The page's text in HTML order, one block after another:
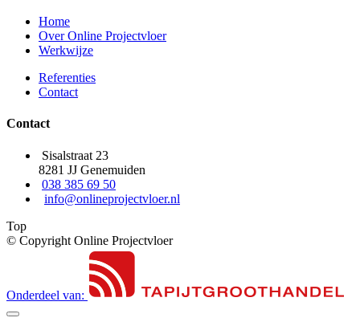
Home
Over Online Projectvloer
Werkwijze
Referenties
Contact
Contact
Sisalstraat 23
8281 JJ Genemuiden
038 385 69 50
info@onlineprojectvloer.nl
Top
© Copyright Online Projectvloer
Onderdeel van: